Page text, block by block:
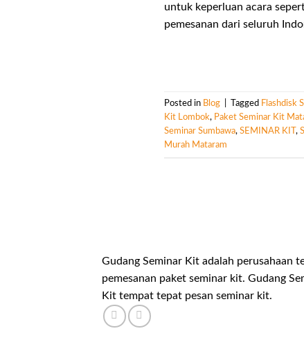
untuk keperluan acara
pemesanan dari seluruh
Posted in Blog Tagged Flashdisk
Kit Lombok, Paket Seminar Kit
Seminar Sumbawa, SEMINAR KIT ,
Murah Mataram
Gudang Seminar Kit adalah perusahaan
pemesanan paket seminar kit. Gudang
Kit tempat tepat pesan seminar kit.